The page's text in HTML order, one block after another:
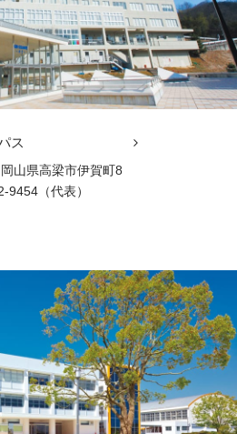
ス
山県高梁市伊賀町8
9454（代表）